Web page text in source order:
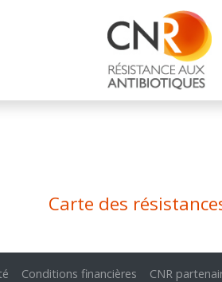
Carte des
Conditions financières CNR